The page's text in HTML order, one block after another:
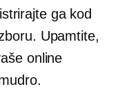
ga kod
Upamtite,
online